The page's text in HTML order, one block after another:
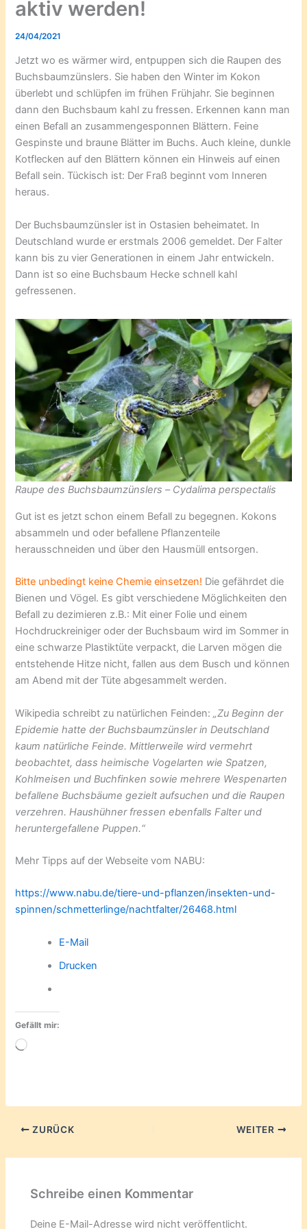
aktiv werden!
24/04/2021
Jetzt wo es wärmer wird, entpuppen sich die Raupen des
Buchsbaumzünslers. Sie haben den Winter im Kokon
überlebt und schlüpfen im frühen Frühjahr. Sie beginnen
dann den Buchsbaum kahl zu fressen. Erkennen kann man
einen Befall an zusammengesponnen Blättern. Feine
Gespinste und braune Blätter im Buchs. Auch kleine, dunkle
Kotflecken auf den Blättern können ein Hinweis auf einen
Befall sein. Tückisch ist: Der Fraß beginnt vom Inneren
heraus.
Der Buchsbaumzünsler ist in Ostasien beheimatet. In
Deutschland wurde er erstmals 2006 gemeldet. Der Falter
kann bis zu vier Generationen in einem Jahr entwickeln.
Dann ist so eine Buchsbaum Hecke schnell kahl
gefressenen.
Raupe des Buchsbaumzünslers – Cydalima perspectalis
Gut ist es jetzt schon einem Befall zu begegnen. Kokons
absammeln und oder befallene Pflanzenteile
herausschneiden und über den Hausmüll entsorgen.
Bitte unbedingt keine Chemie einsetzen! Die gefährdet die
Bienen und Vögel. Es gibt verschiedene Möglichkeiten den
Befall zu dezimieren z.B.: Mit einer Folie und einem
Hochdruckreiniger oder der Buchsbaum wird im Sommer in
eine schwarze Plastiktüte verpackt, die Larven mögen die
entstehende Hitze nicht, fallen aus dem Busch und können
am Abend mit der Tüte abgesammelt werden.
Wikipedia schreibt zu natürlichen Feinden: „Zu Beginn der
Epidemie hatte der Buchsbaumzünsler in Deutschland
kaum natürliche Feinde. Mittlerweile wird vermehrt
beobachtet, dass heimische Vogelarten wie Spatzen,
Kohlmeisen und Buchfinken sowie mehrere Wespenarten
befallene Buchsbäume gezielt aufsuchen und die Raupen
verzehren. Haushühner fressen ebenfalls Falter und
heruntergefallene Puppen.“
Mehr Tipps auf der Webseite vom NABU:
https://www.nabu.de/tiere-und-pflanzen/insekten-und-
spinnen/schmetterlinge/nachtfalter/26468.html
E-Mail
Drucken
Gefällt mir:
Wird
ZURÜCK WEITER
Schreibe einen Kommentar
Deine E-Mail-Adresse wird nicht veröffentlicht.